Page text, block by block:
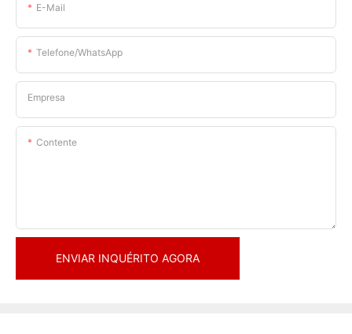
E-Mail
Telefone/WhatsApp
Empresa
Contente
ENVIAR INQUÉRITO AGORA